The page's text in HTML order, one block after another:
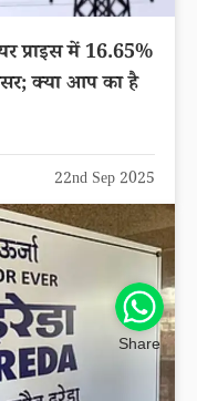
प्राइस में 16.65%
क्या आप का है
22nd Sep 2025
Share